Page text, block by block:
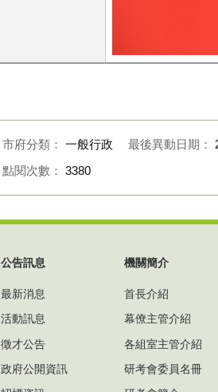
市府分類： 一般行政 最後異動日期：
點閱次數： 3380
公告訊息
最新消息
活動訊息
徵才公告
政府公開資訊
機關簡介
首長介紹
幕僚主管介紹
各組室主管介紹
研考會委員名冊